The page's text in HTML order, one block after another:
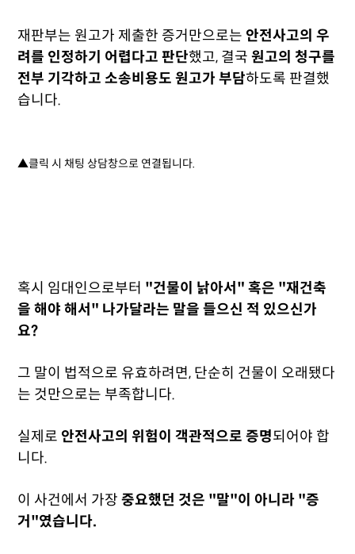
재판부는 원고가 제출한 증거만으로는 안전사고의 우
려를 인정하기 어렵다고 판단했고, 결국 원고의 청구를
전부 기각하고 소송비용도 원고가 부담하도록 판결했
습니다.
▲클릭 시 채팅 상담창으로 연결됩니다.
혹시 임대인으로부터 "건물이 낡아서" 혹은 "재건축
을 해야 해서" 나가달라는 말을 들으신 적 있으신가
요?
그 말이 법적으로 유효하려면, 단순히 건물이 오래됐다
는 것만으로는 부족합니다.
실제로 안전사고의 위험이 객관적으로 증명되어야 합
니다.
이 사건에서 가장 중요했던 것은 "말"이 아니라 "증
거"였습니다.